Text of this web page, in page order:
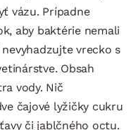
vázu. Prípadne
aby baktérie nemali
vrecko s
Obsah
vody. Nič
čajové lyžičky cukru
či jablčného octu.